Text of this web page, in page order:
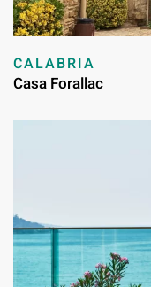
CALABRIA
Casa Forallac